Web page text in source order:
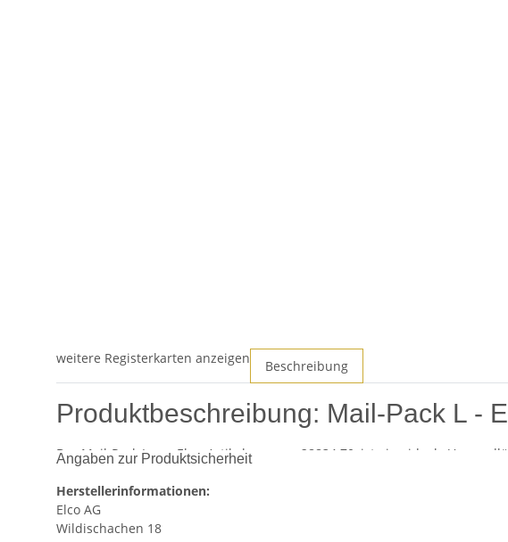
weitere Registerkarten anzeigen Beschreibung
Produktbeschreibung: Mail-Pack L -
Der Mail-Pack L von Elco, Artikelnummer 28834.70, ist eine ideale
von 239 Gramm eine leichte Handhabung ermöglicht.
Hochwertige Materialien
Angaben zur Produktsicherheit
Herstellerinformationen:
Elco AG
Wildischachen 18